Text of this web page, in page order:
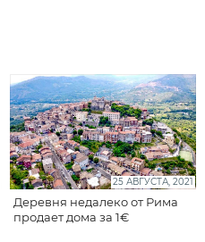
25 АВГУСТА, 2021
Деревня недалеко от Рима
продает дома за 1€